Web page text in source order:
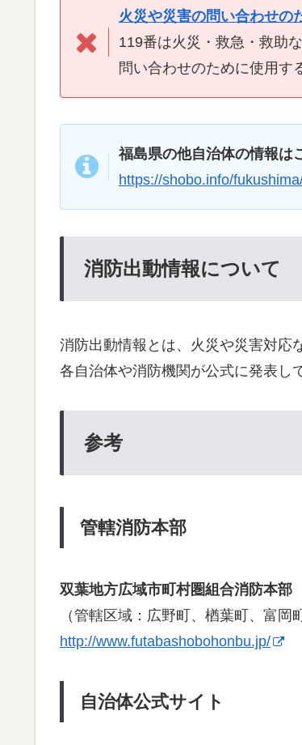
火災や災害の問い合わせの
119番は火災・救急・救助
問い合わせのために使用す
福島県の他自治体の情報は
https://shobo.info/
消防出動情報について
消防出動情報とは、火災や災害対応
各自治体や消防機関が公式に発表し
参考
管轄消防本部
双葉地方広域市町村圏組合消防本部
（管轄区域：広野町、楢葉町、富岡
http://www.futabashobohonbu.jp/
自治体公式サイト